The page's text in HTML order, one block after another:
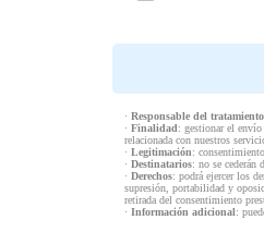
· Responsable del tratamiento
· Finalidad: gestionar el
relacionada con nuestros
· Legitimación:
· Destinatarios: no se cederán
· Derechos: podrá ejercer los
supresión, portabilidad y
retirada del consentimiento
· Información adicional: